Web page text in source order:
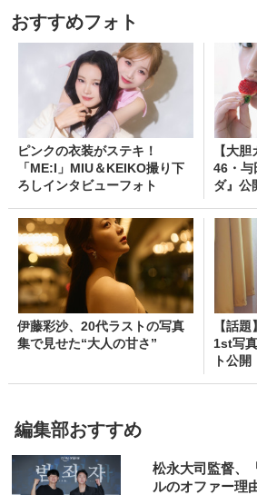
おすすめフォト
ピンクの衣装がステキ！
「ME:I」MIU＆KEIKO撮り下
ろしインタビューフォト
【大
46・与
ダ』公
伊藤彩沙、20代ラストの写真
集で見せた“大人の甘さ”
【話
1st写
ト公開
編集部おすすめ
松永大司監督、
ルのオファー理